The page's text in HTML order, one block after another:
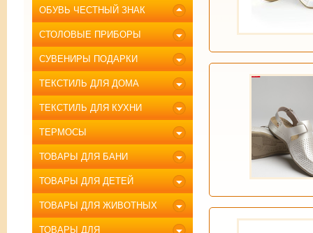
ОБУВЬ ЧЕСТНЫЙ ЗНАК
СТОЛОВЫЕ ПРИБОРЫ
СУВЕНИРЫ ПОДАРКИ
ТЕКСТИЛЬ ДЛЯ ДОМА
ТЕКСТИЛЬ ДЛЯ КУХНИ
ТЕРМОСЫ
ТОВАРЫ ДЛЯ БАНИ
ТОВАРЫ ДЛЯ ДЕТЕЙ
ТОВАРЫ ДЛЯ ЖИВОТНЫХ
ТОВАРЫ ДЛЯ